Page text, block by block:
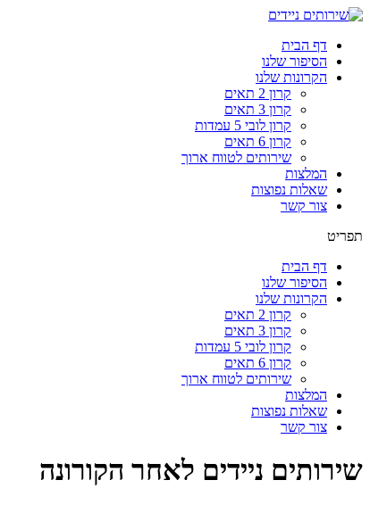
דף הבית
הסיפור שלנו
הקרונות שלנו
קרון 2 תאים
קרון 3 תאים
קרון לובי 5 עמדות
קרון 6 תאים
שירותים לטווח ארוך
המלצות
שאלות נפוצות
צור קשר
תפריט
דף הבית
הסיפור שלנו
הקרונות שלנו
קרון 2 תאים
קרון 3 תאים
קרון לובי 5 עמדות
קרון 6 תאים
שירותים לטווח ארוך
המלצות
שאלות נפוצות
צור קשר
שירותים ניידים לאחר הקורונה